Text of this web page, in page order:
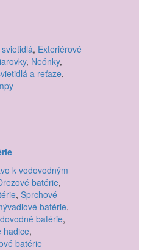
, Exteriérové
, Neónky,
a reťaze,
k vodovodným
batérie,
, Sprchové
batérie,
batérie,
hadice,
batérie